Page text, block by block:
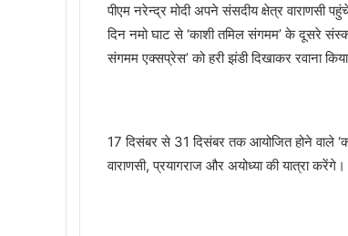
पीएम नरेन्द्र मोदी अपने संसदीय क्षेत्र वाराणसी
दिन नमो घाट से ‘काशी तमिल संगमम’ के दूसरे
संगमम एक्सप्रेस’ को हरी झंडी दिखाकर रवाना किया
17 दिसंबर से 31 दिसंबर तक आयोजित होने वाले
वाराणसी, प्रयागराज और अयोध्या की यात्रा करेंगे।